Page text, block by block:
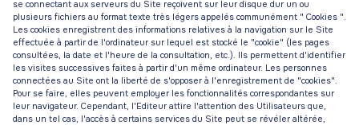
se connectant aux serveurs du Site reçoivent sur leur disque dur un ou
plusieurs fichiers au format texte très légers appelés communément " Cookies ".
Les cookies enregistrent des informations relatives à la navigation sur le Site
effectuée à partir de l'ordinateur sur lequel est stocké le "cookie" (les pages
consultées, la date et l'heure de la consultation, etc.). Ils permettent d'identifier
les visites successives faites à partir d'un même ordinateur. Les personnes
connectées au Site ont la liberté de s'opposer à l'enregistrement de "cookies".
Pour se faire, elles peuvent employer les fonctionnalités correspondantes sur
leur navigateur. Cependant, l'Editeur attire l'attention des Utilisateurs que,
dans un tel cas, l'accès à certains services du Site peut se révéler altérée,